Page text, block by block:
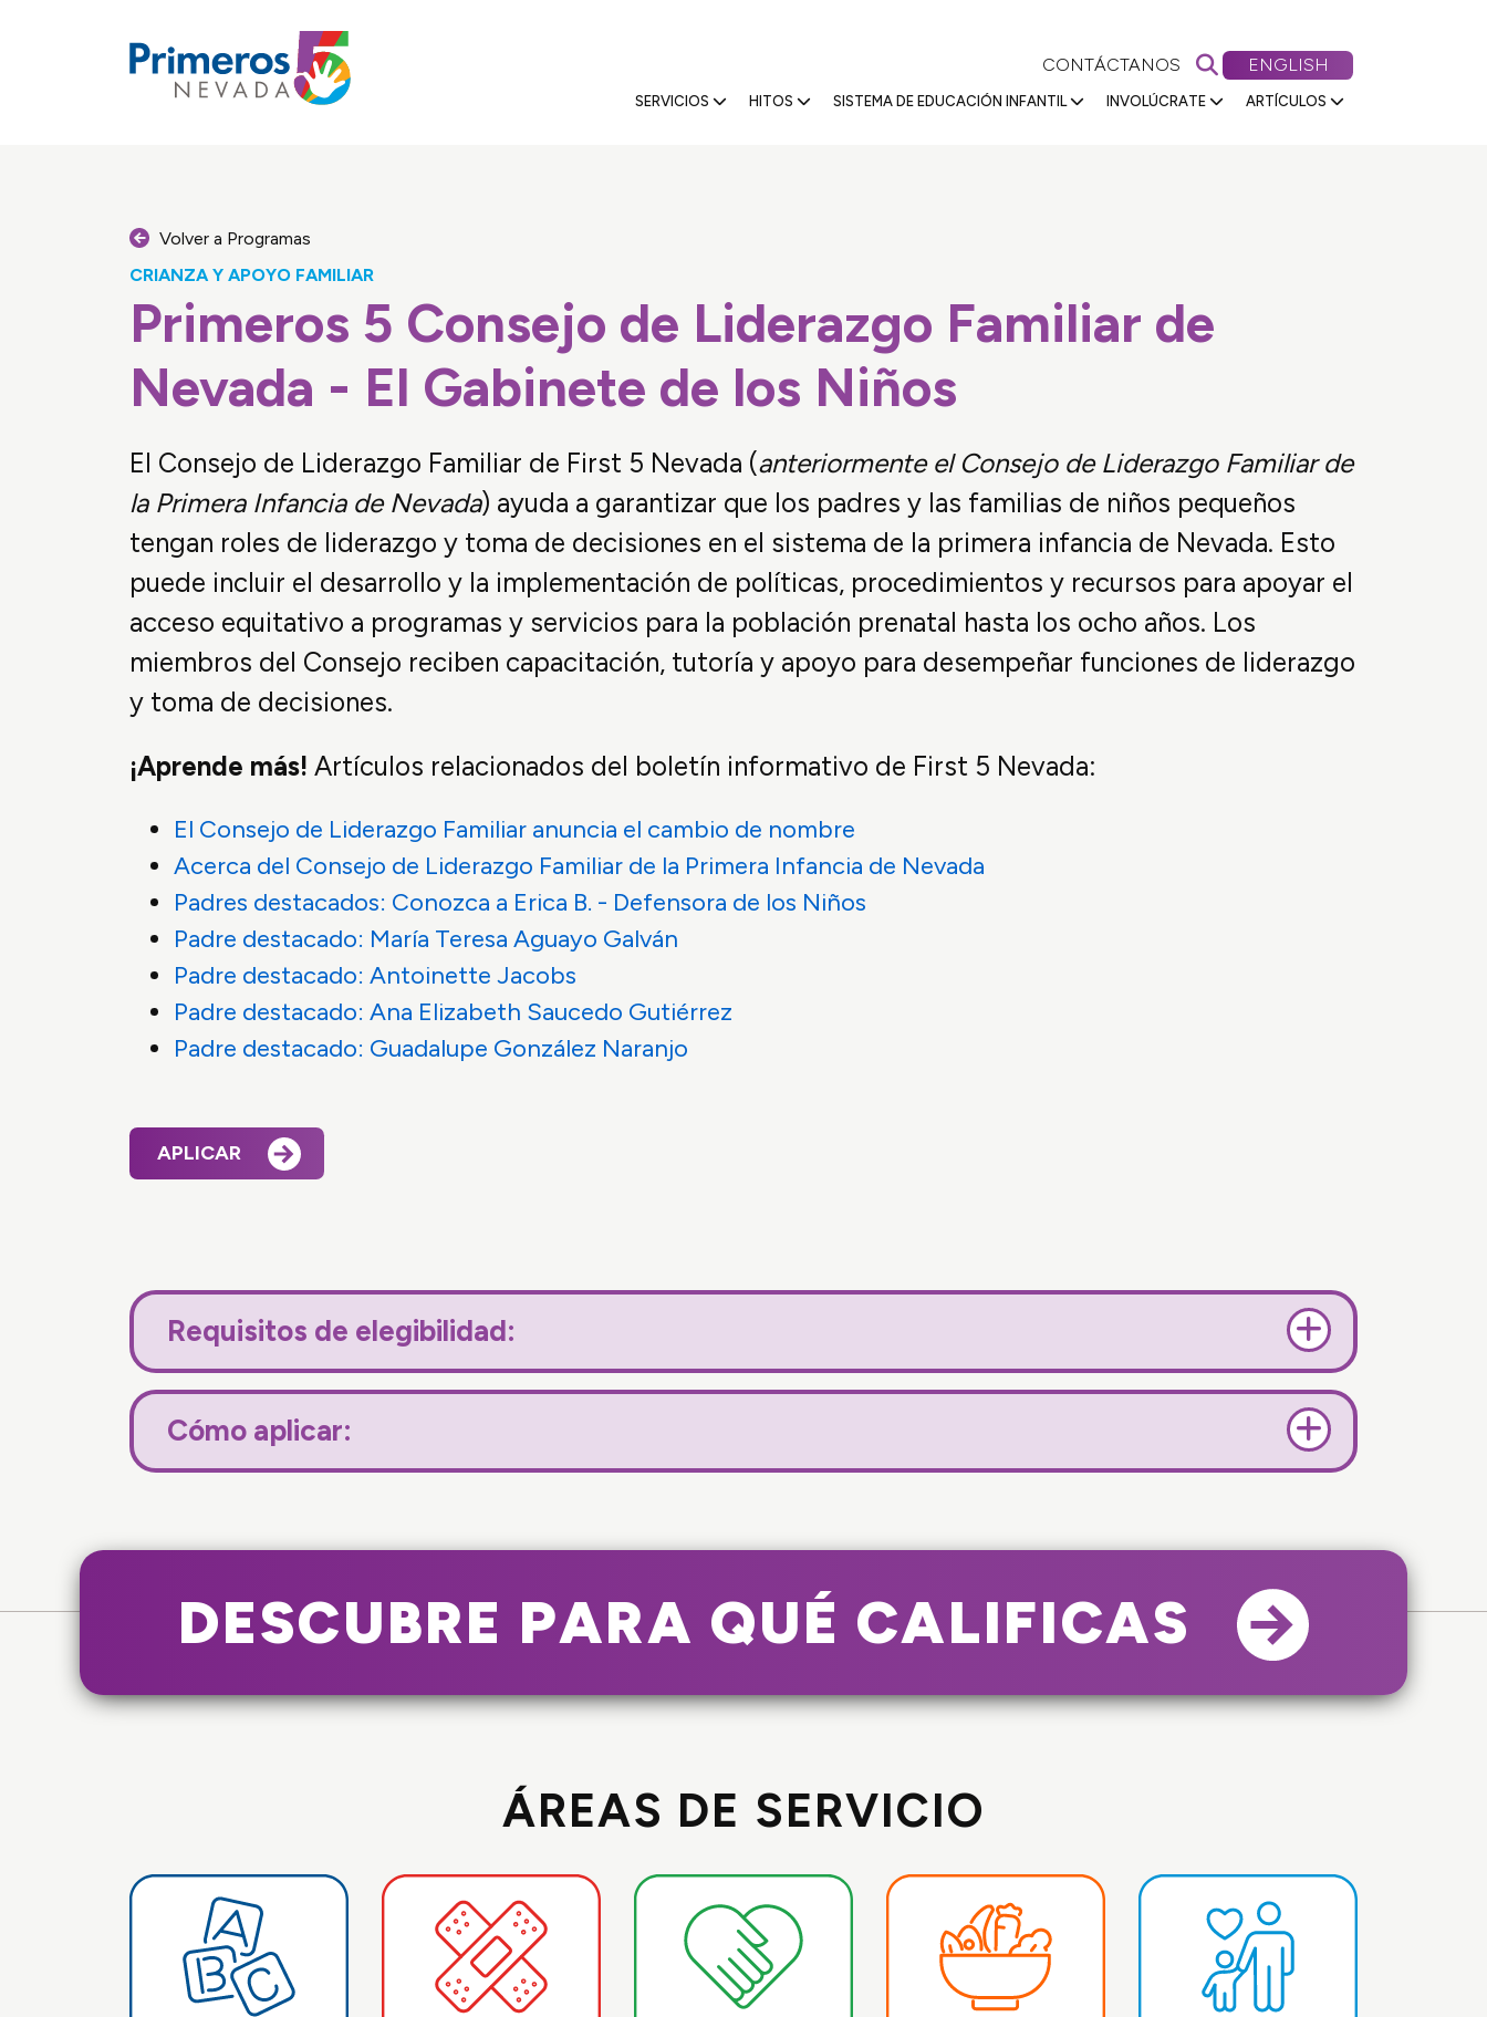
SERVICIOS
FAMILIAR
HITOS SISTEMA DE EDUCACIÓN INFANTIL INVOLÚCRATE ARTÍCULOS
CONTÁCTANOS Buscar en Primeros 5 Nevada
VIEW OUR WEBSITE IN
ENGLISH
Volver a Programas
CRIANZA Y APOYO FAMILIAR
Primeros 5 Consejo de Liderazgo Familiar de
Nevada - El Gabinete de los Niños
El Consejo de Liderazgo Familiar de First 5 Nevada (anteriormente el Consejo de Liderazgo Familiar de
la Primera Infancia de Nevada) ayuda a garantizar que los padres y las familias de niños pequeños
tengan roles de liderazgo y toma de decisiones en el sistema de la primera infancia de Nevada. Esto
puede incluir el desarrollo y la implementación de políticas, procedimientos y recursos para apoyar el
acceso equitativo a programas y servicios para la población prenatal hasta los ocho años. Los
miembros del Consejo reciben capacitación, tutoría y apoyo para desempeñar funciones de liderazgo
y toma de decisiones.
¡Aprende más! Artículos relacionados del boletín informativo de First 5 Nevada:
El Consejo de Liderazgo Familiar anuncia el cambio de nombre
Acerca del Consejo de Liderazgo Familiar de la Primera Infancia de Nevada
Padres destacados: Conozca a Erica B. - Defensora de los Niños
Padre destacado: María Teresa Aguayo Galván
Padre destacado: Antoinette Jacobs
Padre destacado: Ana Elizabeth Saucedo Gutiérrez
Padre destacado: Guadalupe González Naranjo
APLICAR
Requisitos de elegibilidad:
Cómo aplicar:
DESCUBRE PARA QUÉ CALIFICAS
ÁREAS DE SERVICIO